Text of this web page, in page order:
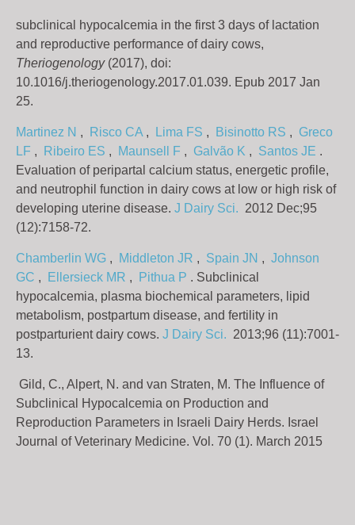
subclinical hypocalcemia in the first 3 days of lactation
and reproductive performance of dairy cows,
Theriogenology (2017), doi:
10.1016/j.theriogenology.2017.01.039. Epub 2017 Jan
25.
Martinez N , Risco CA , Lima FS , Bisinotto RS , Greco
LF , Ribeiro ES , Maunsell F , Galvão K , Santos JE .
Evaluation of peripartal calcium status, energetic profile,
and neutrophil function in dairy cows at low or high risk of
developing uterine disease. J Dairy Sci. 2012 Dec;95
(12):7158-72.
Chamberlin WG , Middleton JR , Spain JN , Johnson
GC , Ellersieck MR , Pithua P . Subclinical
hypocalcemia, plasma biochemical parameters, lipid
metabolism, postpartum disease, and fertility in
postparturient dairy cows. J Dairy Sci. 2013;96 (11):7001-
13.
Gild, C., Alpert, N. and van Straten, M. The Influence of
Subclinical Hypocalcemia on Production and
Reproduction Parameters in Israeli Dairy Herds. Israel
Journal of Veterinary Medicine. Vol. 70 (1). March 2015